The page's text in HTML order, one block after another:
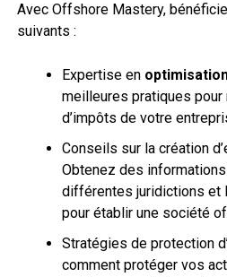
Avec Offshore Mastery,
suivants :
Expertise en
meilleures pratiques
d’impôts de votre
Conseils sur la création
Obtenez des
différentes juridictions et
pour établir une société
Stratégies de protection
comment protéger vos